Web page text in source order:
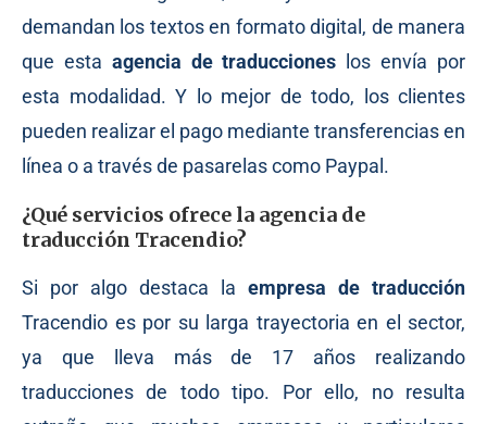
demandan los textos en formato digital, de manera
que esta agencia de traducciones los envía por
esta modalidad. Y lo mejor de todo, los clientes
pueden realizar el pago mediante transferencias en
línea o a través de pasarelas como Paypal.
¿Qué servicios ofrece la agencia de
traducción Tracendio?
Si por algo destaca la empresa de traducción
Tracendio es por su larga trayectoria en el sector,
ya que lleva más de 17 años realizando
traducciones de todo tipo. Por ello, no resulta